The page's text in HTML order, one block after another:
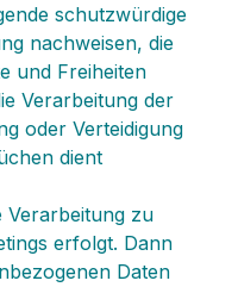
schutzwürdige
nachweisen, die
und Freiheiten
Verarbeitung der
oder Verteidigung
dient
Verarbeitung zu
erfolgt. Dann
Daten